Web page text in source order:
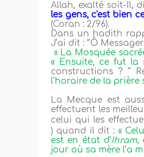
Allah, exalté soit-Il,
les gens, c'est bien
(Coran : 2/96).
Dans un hadith
J’ai dit : ‘’Ô
« La Mosquée
« Ensuite, ce fut la
constructions ? ’’
l'horaire de la prière
La Mecque est
effectuent les
celui qui les
) quand il dit : «
est en état d’Ihram,
jour où sa mère l’a